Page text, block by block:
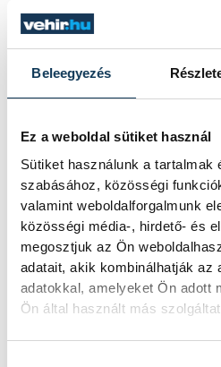
Beleegyezés
Ez a weboldal sütiket használ
Sütiket használunk a tartalmak
szabásához, közösségi
valamint weboldalforgalmunk
közösségi média-, hirdető- és
megosztjuk az Ön
adatait, akik kombinálhatják az
adatokkal, amelyeket Ön adott
Ön által használt más
A magyar csapat
megnyerte a férfi
selejtezőtorna
mérkőzését a
Csarnokban 2024.
kvótát szerzett a
30-27-re legyőzte